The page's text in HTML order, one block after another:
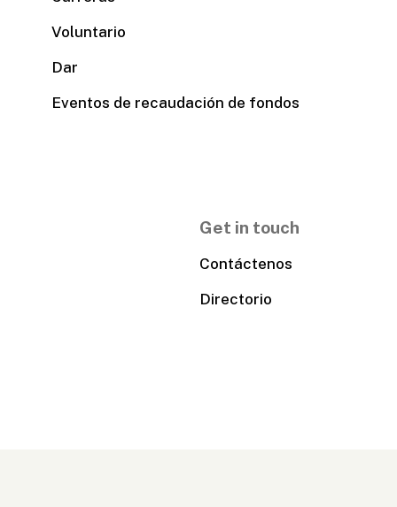
Voluntario
Dar
Eventos de recaudación de fondos
Get in touch
Contáctenos
Directorio